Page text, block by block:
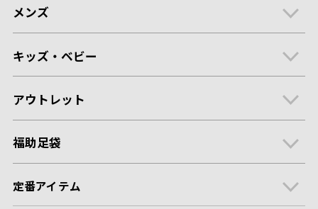
メンズ
キッズ・ベビー
アウトレット
福助足袋
定番アイテム